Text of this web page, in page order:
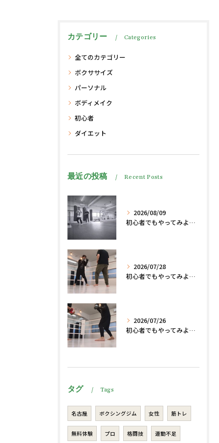
カテゴリー Categories
全てのカテゴリー
ボクササイズ
パーソナル
ボディメイク
初心者
ダイエット
最近の投稿 Recent Posts
2026/08/09
初心者でもやってみよう、格闘技でダイエット脂肪燃焼🔥
2026/07/28
初心者でもやってみよう、格闘技でダイエット脂肪燃焼🔥
2026/07/26
初心者でもやってみよう、格闘技でダイエット、脂肪燃焼🔥
タグ Tags
名古屋 ボクシングジム 女性 筋トレ
無料体験 プロ 格闘技 運動不足